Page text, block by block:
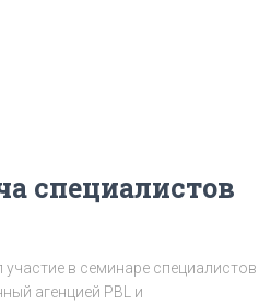
специалистов
в семинаре специалистов
агенцией PBL и